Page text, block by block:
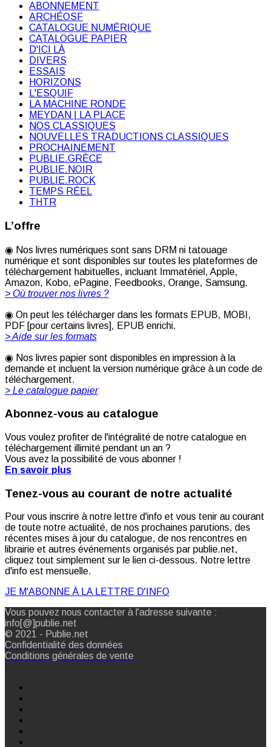
ABONNEMENT
ARCHÉOSF
CATALOGUE NUMÉRIQUE
CATALOGUE PAPIER
D'ICI LÀ
DIVERS
ESSAIS
HORIZONS
L'ESQUIF
LA MACHINE RONDE
MEYDAN | LA PLACE
NOS CLASSIQUES
NOUVELLES TRADUCTIONS CLASSIQUES
PROCHAINEMENT
PUBLIE.GRÈCE
PUBLIE.NOIR
PUBLIE.ROCK
TEMPS RÉEL
THTR
L’offre
◉ Nos livres numériques sont sans DRM ni tatouage
numérique et sont disponibles sur toutes les plateformes de
téléchargement habituelles, incluant Immatériel, Apple,
Amazon, Kobo, ePagine, Feedbooks, Orange, Samsung.
> Où trouver nos livres ?
◉ On peut les télécharger dans les formats EPUB, MOBI,
PDF [pour certains livres], EPUB enrichi.
> Aide sur les formats
◉ Nos livres papier sont disponibles en impression à la
demande et incluent la version numérique grâce à un code de
téléchargement.
> Le catalogue papier
Abonnez-vous au catalogue
Vous voulez profiter de l'intégralité de notre catalogue en
téléchargement illimité pendant un an ?
Vous avez la possibilité de vous abonner !
En savoir plus
Tenez-vous au courant de notre actualité
Pour vous inscrire à notre lettre d'info et vous tenir au courant
de toute notre actualité, de nos prochaines parutions, des
récentes mises à jour du catalogue, de nos rencontres en
librairie et autres événements organisés par publie.net,
cliquez tout simplement sur le lien ci-dessous. Notre lettre
d'info est mensuelle.
JE M'ABONNE À LA LETTRE D'INFO
Vous pouvez nous contacter à l'adresse suivante :
info[@]publie.net
© 2021 - Publie.net
Confidentialité des données
Conditions générales de vente